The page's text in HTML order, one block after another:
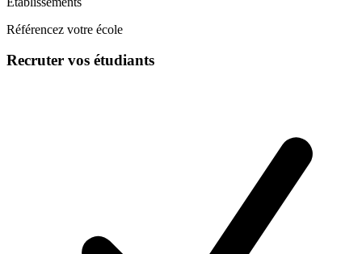
Référencez votre école
Recruter vos étudiants